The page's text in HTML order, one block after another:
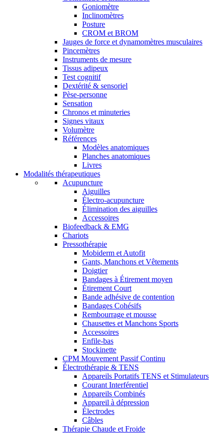
Goniomètre
Inclinomètres
Posture
CROM et BROM
Jauges de force et dynamomètres musculaires
Pincemètres
Instruments de mesure
Tissus adipeux
Test cognitif
Dextérité & sensoriel
Pèse-personne
Sensation
Chronos et minuteries
Signes vitaux
Volumètre
Références
Modèles anatomiques
Planches anatomiques
Livres
Modalités thérapeutiques
Acupuncture
Aiguilles
Électro-acupuncture
Élimination des aiguilles
Accessoires
Biofeedback & EMG
Chariots
Pressothérapie
Mobiderm et Autofit
Gants, Manchons et Vêtements
Doigtier
Bandages à Étirement moyen
Étirement Court
Bande adhésive de contention
Bandages Cohésifs
Rembourrage et mousse
Chausettes et Manchons Sports
Accessoires
Enfile-bas
Stockinette
CPM Mouvement Passif Continu
Électrothérapie & TENS
Appareils Portatifs TENS et Stimulateurs
Courant Interférentiel
Appareils Combinés
Appareil à dépression
Électrodes
Câbles
Thérapie Chaude et Froide